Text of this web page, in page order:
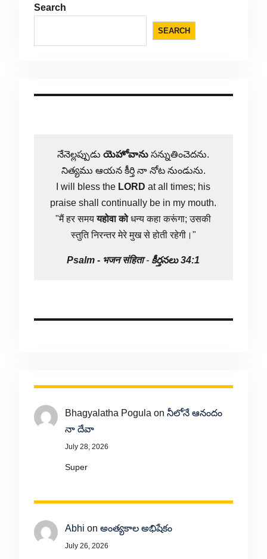
Search
SEARCH
నేనెల్లప్పుడుయెహోవాను సన్నుతించెదను.
నిత్యము ఆయన కీర్తి నా నోట నుండును.
I will bless the LORD at all times; his
praise shall continually be in my mouth.
"मैं हर समययहोवा कोधन्य कहा करूंगा; उसकी
स्तुति निरन्तर मेरे मुख से होती रहेगी।"
Psalm - भजन संहिता- కీర్తనలు 34:1
Bhagyalatha Pogula on నీలోనే ఆనందం
నా దేవా
July 28, 2026
Super
Abhi on అంత్యకాల అభిషేకం
July 26, 2026